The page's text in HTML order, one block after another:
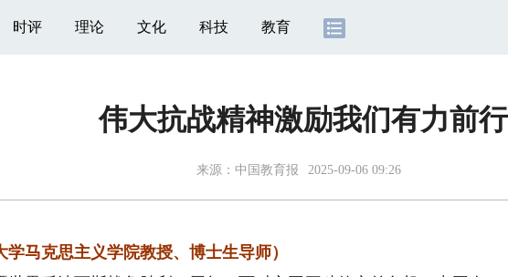
时评 理论 文化 科技 教育
伟大抗战精神激励我们有力前行
来源： 中国教育报 2025-09-06 09:26
马克思主义学院教授、博士生导师）